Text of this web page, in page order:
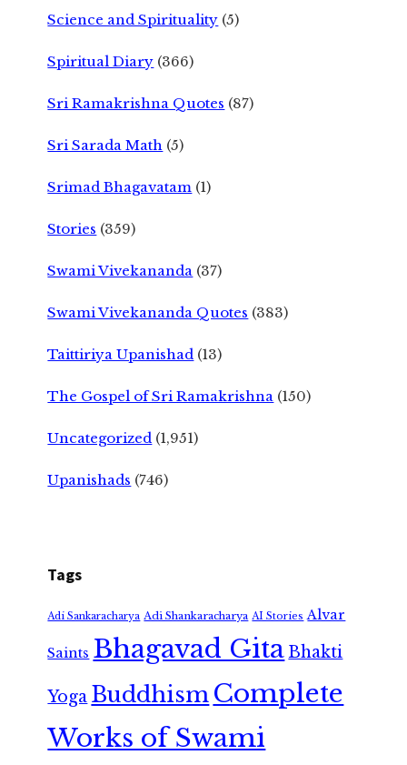
Science and Spirituality (5)
Spiritual Diary (366)
Sri Ramakrishna Quotes (87)
Sri Sarada Math (5)
Srimad Bhagavatam (1)
Stories (359)
Swami Vivekananda (37)
Swami Vivekananda Quotes (383)
Taittiriya Upanishad (13)
The Gospel of Sri Ramakrishna (150)
Uncategorized (1,951)
Upanishads (746)
Tags
Adi Sankaracharya Adi Shankaracharya AI Stories Alvar
Saints Bhagavad GitaBhakti
Yoga Buddhism Complete
Works of Swami